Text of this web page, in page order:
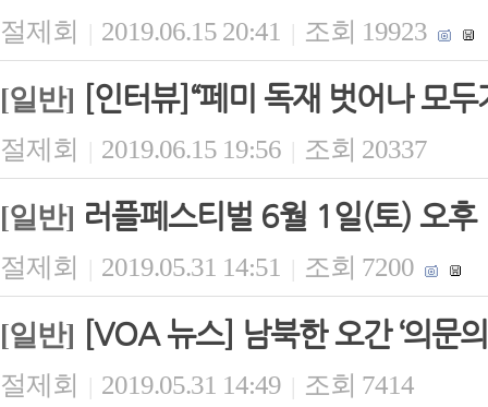
절제회 | 2019.06.15 20:41 | 조회 19923
[일반] [인터뷰]“페미 독재 벗어나 모
절제회 | 2019.06.15 19:56 | 조회 20337
[일반] 러플페스티벌 6월 1일(토) 오
절제회 | 2019.05.31 14:51 | 조회 7200
[일반] [VOA 뉴스] 남북한 오간 ‘의문
절제회 | 2019.05.31 14:49 | 조회 7414